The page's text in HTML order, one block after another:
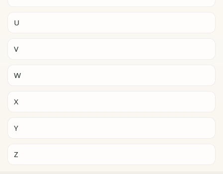
U
V
W
X
Y
Z